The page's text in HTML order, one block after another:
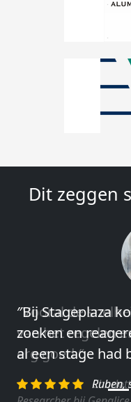
Dit zeggen
″Vooral de
van het regelen
erg goed.″